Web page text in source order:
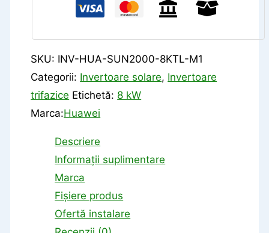
SKU: INV-HUA-SUN2000-8KTL-M1
Categorii: Invertoare solare, Invertoare
trifazice Etichetă: 8 kW
Marca:Huawei
Descriere
Informații suplimentare
Marca
Fișiere produs
Ofertă instalare